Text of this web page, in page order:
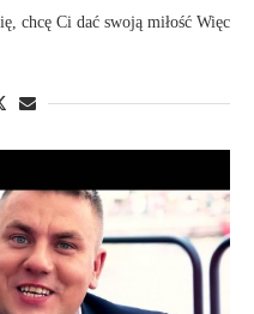
chcę Ci dać swoją miłość Więc